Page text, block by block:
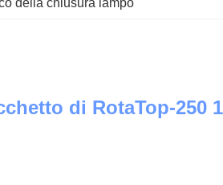
della chiusura lampo
di RotaTop-250